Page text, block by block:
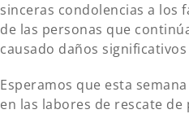
sinceras condolencias a los
de las personas que
causado daños
Esperamos que esta
en las labores de rescate